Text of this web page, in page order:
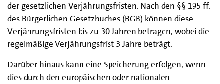
der gesetzlichen Verjährungsfristen. Nach den §§ 195 ff.
des Bürgerlichen Gesetzbuches (BGB) können diese
Verjährungsfristen bis zu 30 Jahren betragen, wobei die
regelmäßige Verjährungsfrist 3 Jahre beträgt.
Darüber hinaus kann eine Speicherung erfolgen, wenn
dies durch den europäischen oder nationalen